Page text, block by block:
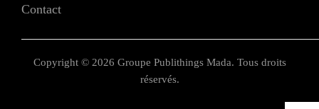
Contact
Copyright © 2026 Groupe Publithings Mada. Tous droits
réservés.